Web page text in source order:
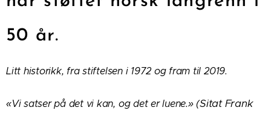
50 år.
Litt historikk, fra stiftelsen i 1972 og fram til 2019.
«Vi satser på det vi kan, og det er luene.» (Sitat Frank